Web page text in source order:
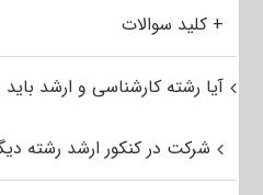
+ کلید سوالات
آیا رشته کارشناسی و ارشد
شرکت در کنکور ارشد رشته